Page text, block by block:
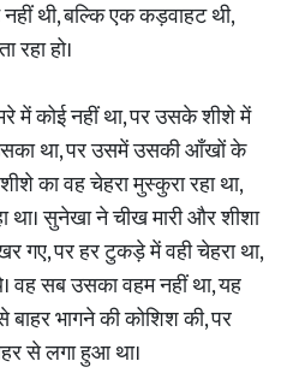
थी, बल्कि एक कड़वाहट थी,
हो।
में कोई नहीं था, पर उसके शीशे में
था, पर उसमें उसकी आँखों के
का वह चेहरा मुस्कुरा रहा था,
सुनेखा ने चीख मारी और शीशा
गए, पर हर टुकड़े में वही चेहरा था,
सब उसका वहम नहीं था, यह
भागने की कोशिश की, पर
से लगा हुआ था।